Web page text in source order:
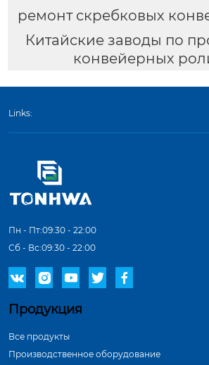
ремонт скребковых
Китайские заводы по
конвейерных
Links:
Пн - Пт:09:30 - 22:00
Сб - Вс:09:30 - 22:00
    
Продукция
Все продукты
Производственное оборудование